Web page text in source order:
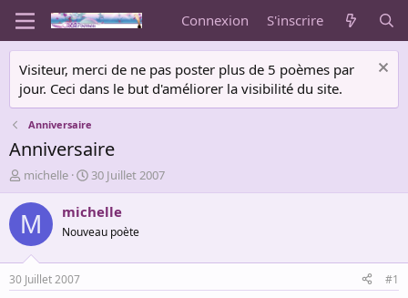
Connexion S'inscrire
Visiteur, merci de ne pas poster plus de 5 poèmes par
jour. Ceci dans le but d'améliorer la visibilité du site.
Anniversaire
Anniversaire
A
u
t
e
r
d
e
michelle
D
a
t
d
é
30 Juillet 2007
M michelle
Nouveau poète
30 Juillet 2007 #1